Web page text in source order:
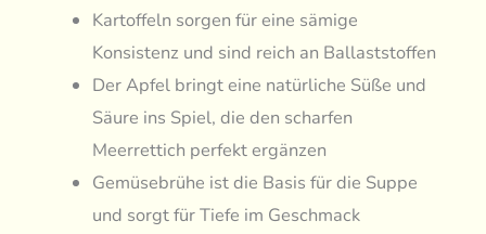
Kartoffeln sorgen für eine sämige
Konsistenz und sind reich an Ballaststoffen
Der Apfel bringt eine natürliche Süße und
Säure ins Spiel, die den scharfen
Meerrettich perfekt ergänzen
Gemüsebrühe ist die Basis für die Suppe
und sorgt für Tiefe im Geschmack